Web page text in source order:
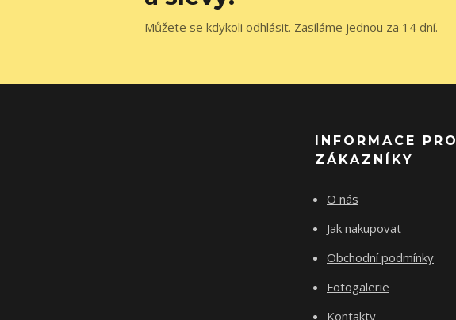
Můžete se kdykoli odhlásit. Zasíláme jednou za 14 dní.
INFORMACE PRO
ZÁKAZNÍKY
O nás
Jak nakupovat
Obchodní podmínky
Fotogalerie
Kontakty